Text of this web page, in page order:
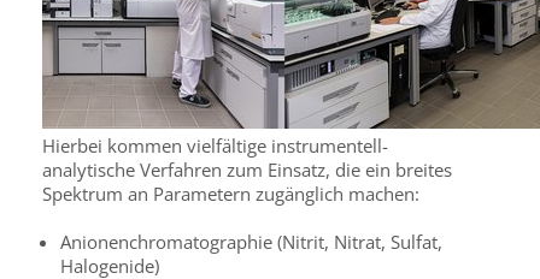
Hierbei kommen vielfältige instrumentell-
analytische Verfahren zum Einsatz, die ein breites
Spektrum an Parametern zugänglich machen:
Anionenchromatographie (Nitrit, Nitrat, Sulfat,
Halogenide)